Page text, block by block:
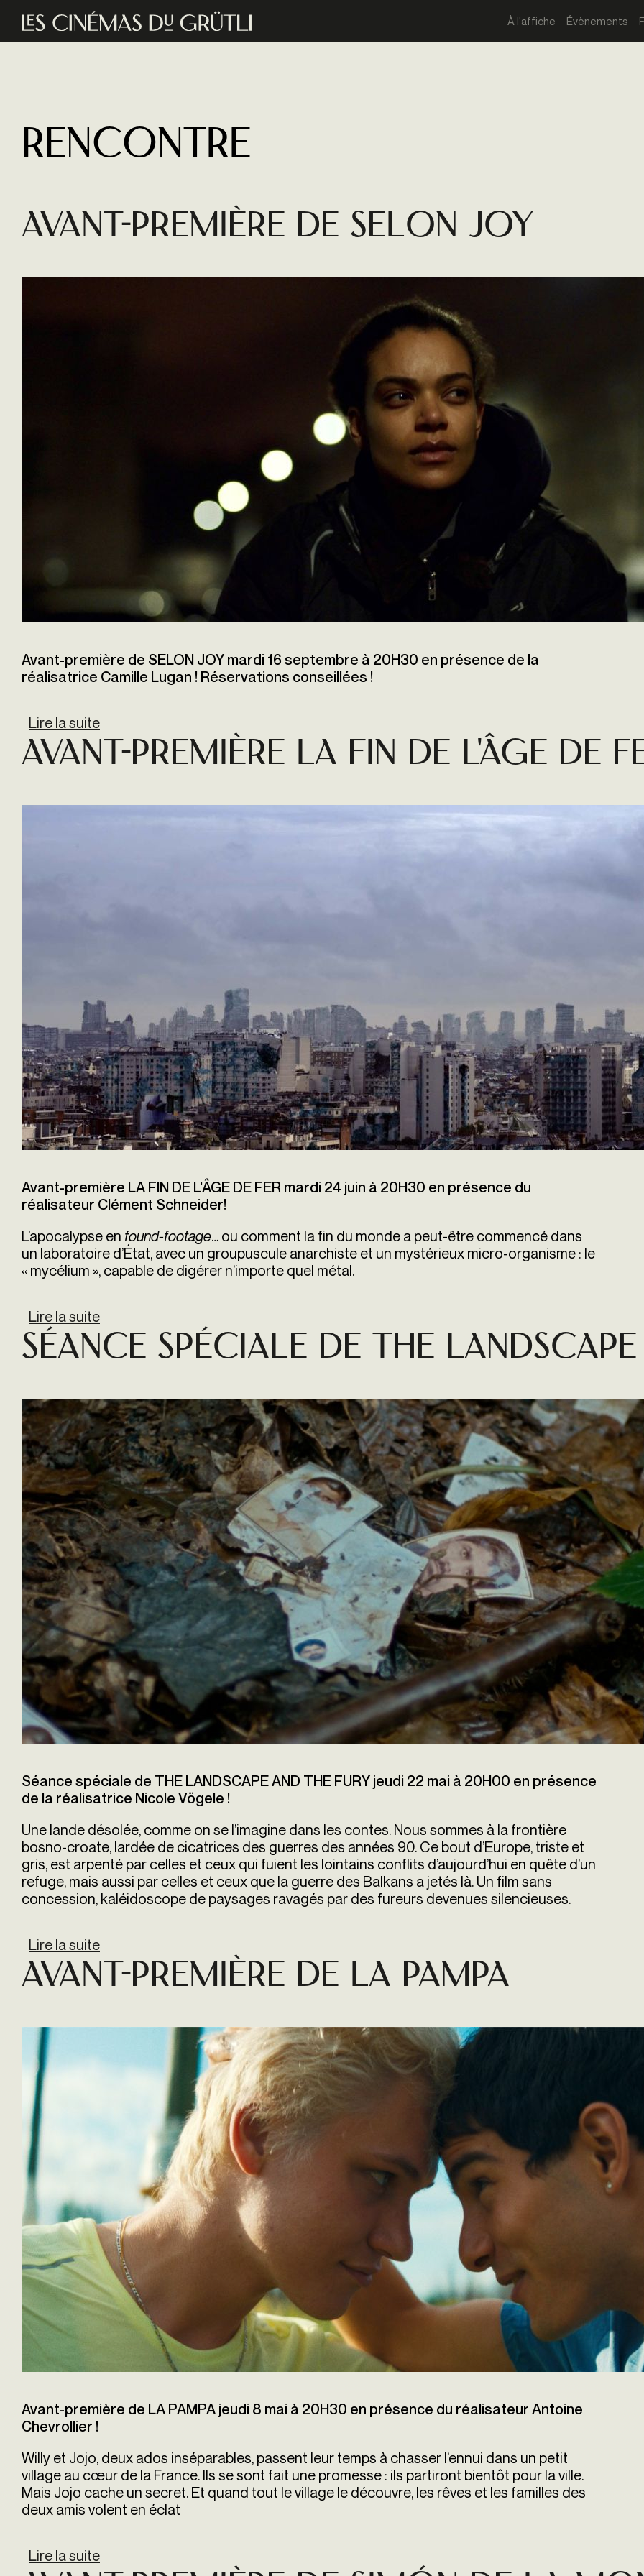
Aller au contenu principal
À l'affiche Évènements
Rencontre
Avant-première de SELON JOY
Avant-première de SELON JOY mardi 16 septembre à 20H30 en présence de la
réalisatrice Camille Lugan ! Réservations conseillées !
Lire la suite
Avant-première LA FIN DE L'ÂGE DE
Avant-première LA FIN DE L'ÂGE DE FER mardi 24 juin à 20H30 en présence du
réalisateur Clément Schneider!
L’apocalypse en found-footage… ou comment la fin du monde a peut-être commencé dans
un laboratoire d’État, avec un groupuscule anarchiste et un mystérieux micro-organisme : le
« mycélium », capable de digérer n’importe quel métal.
Lire la suite
Séance spéciale de THE LANDSCAPE
Séance spéciale de THE LANDSCAPE AND THE FURY jeudi 22 mai à 20H00 en présence
de la réalisatrice Nicole Vögele !
Une lande désolée, comme on se l’imagine dans les contes. Nous sommes à la frontière
bosno-croate, lardée de cicatrices des guerres des années 90. Ce bout d’Europe, triste et
gris, est arpenté par celles et ceux qui fuient les lointains conflits d’aujourd’hui en quête d’un
refuge, mais aussi par celles et ceux que la guerre des Balkans a jetés là. Un film sans
concession, kaléidoscope de paysages ravagés par des fureurs devenues silencieuses.
Lire la suite
Avant-première de LA PAMPA
Avant-première de LA PAMPA jeudi 8 mai à 20H30 en présence du réalisateur Antoine
Chevrollier !
Willy et Jojo, deux ados inséparables, passent leur temps à chasser l’ennui dans un petit
village au cœur de la France. Ils se sont fait une promesse : ils partiront bientôt pour la ville.
Mais Jojo cache un secret. Et quand tout le village le découvre, les rêves et les familles des
deux amis volent en éclat
Lire la suite